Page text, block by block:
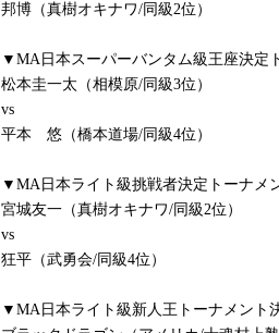
邦博（真樹オキナワ/同級2位）
▼MA日本スーパーバンタム級王座決定
松本圭一太（相模原/同級3位）
vs
平本 悠（橋本道場/同級4位）
▼MA日本ライト級挑戦者決定トーナメ
宮城友一（真樹オキナワ/同級2位）
vs
狂平（武勇会/同級4位）
▼MA日本ライト級新人王トーナメント